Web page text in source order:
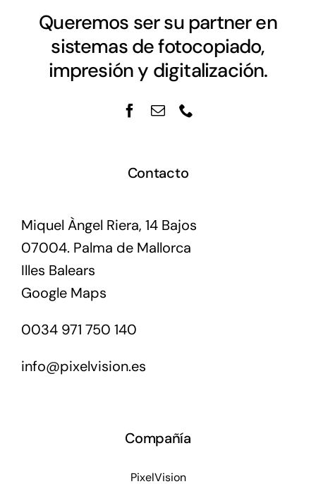
Queremos ser su partner en
sistemas de fotocopiado,
impresión y digitalización.
Contacto
Miquel Àngel Riera, 14 Bajos
07004. Palma de Mallorca
Illes Balears
Google Maps
0034 971 750 140
info@pixelvision.es
Compañía
PixelVision